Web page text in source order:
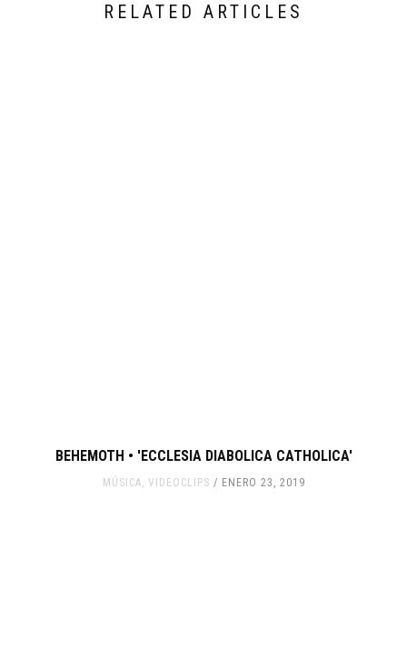
RELATED ARTICLES
BEHEMOTH • 'ECCLESIA DIABOLICA CATHOLICA'
MÚSICA, VIDEOCLIPS ENERO 23, 2019